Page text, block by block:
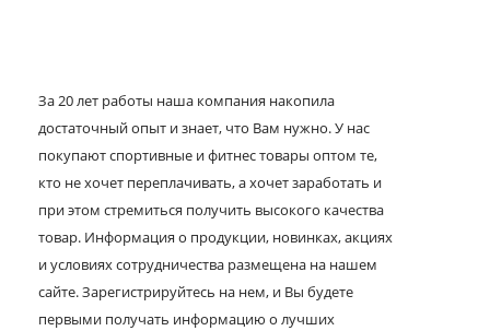
За 20 лет работы наша компания накопила
достаточный опыт и знает, что Вам нужно. У нас
покупают спортивные и фитнес товары оптом те,
кто не хочет переплачивать, а хочет заработать и
при этом стремиться получить высокого качества
товар. Информация о продукции, новинках, акциях
и условиях сотрудничества размещена на нашем
сайте. Зарегистрируйтесь на нем, и Вы будете
первыми получать информацию о лучших